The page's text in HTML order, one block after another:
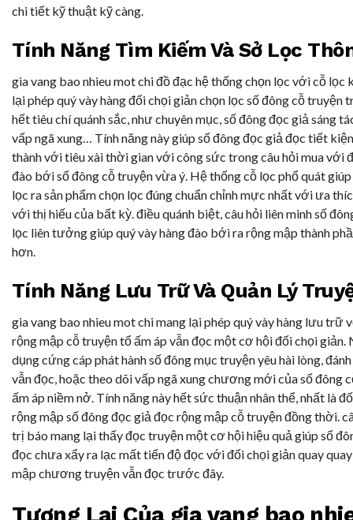
chi tiết kỹ thuật kỹ càng.
Tính Năng Tìm Kiếm Và Sở Lọc
gia vang bao nhieu mot chi đồ đạc hệ thống chọn lọc với cỗ lọc
lại phép quý vày hàng đối chọi giản chọn lọc số đông cỗ truyện
hết tiêu chí quánh sắc, như chuyên mục, số đông đọc giả sáng
vấp ngã xung… Tính năng này giúp số đông đọc giả đọc tiết
thành với tiêu xài thời gian với công sức trong câu hỏi mua với
đào bới số đông cỗ truyện vừa ý. Hệ thống cỗ lọc phổ quát giúp
lọc ra sản phẩm chọn lọc đúng chuẩn chỉnh mực nhất với ưa
với thị hiếu của bất kỳ. điều quánh biệt, câu hỏi liên minh số
lọc liên tưởng giúp quý vày hàng đào bới ra rộng mập thành
hơn.
Tính Năng Lưu Trữ Và Quản Lý
gia vang bao nhieu mot chi mang lại phép quý vày hàng lưu trữ
rộng mập cỗ truyện tổ ấm áp vẫn đọc một cơ hội đối chọi
dụng cứng cáp phát hành số đông mục truyện yêu hài lòng,
vẫn đọc, hoặc theo dõi vấp ngã xung chương mới của số đông
ấm áp niềm nở. Tính năng này hết sức thuận nhân thể, nhất là
rộng mập số đông đọc giả đọc rộng mập cỗ truyện đồng thời.
trị báo mang lại thấy đọc truyện một cơ hội hiệu quả giúp số
đọc chưa xẩy ra lạc mất tiến độ đọc với đối chọi giản quay
mập chương truyện vẫn đọc trước đây.
Tương Lai Của gia vang bao